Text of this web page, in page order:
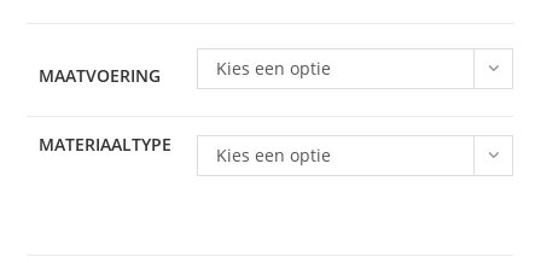
MAATVOERING Kies een optie
MATERIAALTYPE Kies een optie